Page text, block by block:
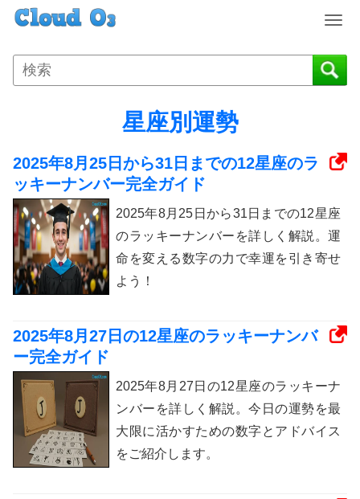
T
g
g
v
a
t
星座別運勢
2025年8月25日から31日までの12星座のラ
ッキーナンバー完全ガイド
2025年8月25日から31日までの12星座
のラッキーナンバーを詳しく解説。運
命を変える数字の力で幸運を引き寄せ
よう！
2025年8月27日の12星座のラッキーナンバ
ー完全ガイド
2025年8月27日の12星座のラッキーナ
ンバーを詳しく解説。今日の運勢を最
大限に活かすための数字とアドバイス
をご紹介します。